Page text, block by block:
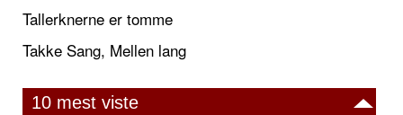
Tallerknerne er tomme
Takke Sang, Mellen lang
10 mest viste